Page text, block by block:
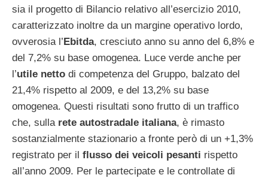
sia il progetto di Bilancio relativo all’esercizio 2010,
caratterizzato inoltre da un margine operativo lordo,
ovverosia l’ Ebitda, cresciuto anno su anno del 6,8% e
del 7,2% su base omogenea. Luce verde anche per
l’utile netto di competenza del Gruppo, balzato del
21,4% rispetto al 2009, e del 13,2% su base
omogenea. Questi risultati sono frutto di un traffico
che, sulla rete autostradale italiana, è rimasto
sostanzialmente stazionario a fronte però di un +1,3%
registrato per il flusso dei veicoli pesanti rispetto
all’anno 2009. Per le partecipate e le controllate di